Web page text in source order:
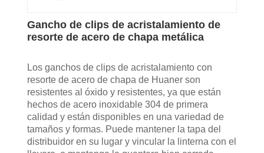
Gancho de clips de acristalamiento de
resorte de acero de chapa metálica
Los ganchos de clips de acristalamiento con
resorte de acero de chapa de Huaner son
resistentes al óxido y resistentes, ya que están
hechos de acero inoxidable 304 de primera
calidad y están disponibles en una variedad de
tamaños y formas. Puede mantener la tapa del
distribuidor en su lugar y vincular la linterna con el